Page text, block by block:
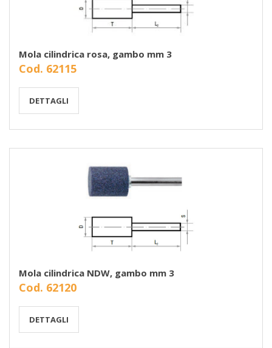
Mola cilindrica rosa, gambo mm 3
Cod. 62115
DETTAGLI
Mola cilindrica NDW, gambo mm 3
Cod. 62120
DETTAGLI